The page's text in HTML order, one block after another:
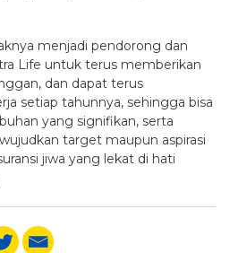
menjadi pendorong dan
Life untuk terus memberikan
dan dapat terus
setiap tahunnya, sehingga bisa
yang signifikan, serta
target maupun aspirasi
jiwa yang lekat di hati